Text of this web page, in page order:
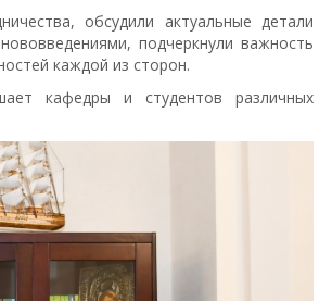
обсудили актуальные детали
подчеркнули важность
каждой из сторон.
кафедры и студентов различных